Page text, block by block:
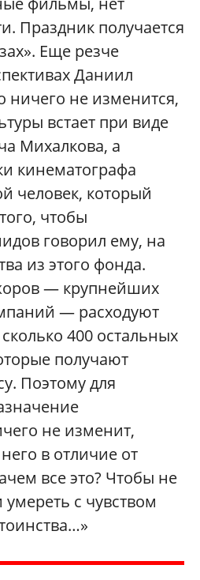
Праздник получается
Еще резче
Даниил
ничего не изменится,
встает при виде
Михалкова, а
кинематографа
человек, который
чтобы
говорил ему, на
из этого фонда.
— крупнейших
— расходуют
400 остальных
получают
Поэтому для
не изменит,
него в отличие от
все это? Чтобы не
умереть с чувством